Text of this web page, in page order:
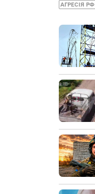
АГРЕСІЯ РФ